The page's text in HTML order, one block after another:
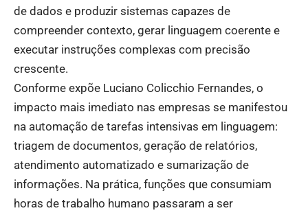
de dados e produzir sistemas capazes de
compreender contexto, gerar linguagem coerente e
executar instruções complexas com precisão
crescente.
Conforme expõe Luciano Colicchio Fernandes, o
impacto mais imediato nas empresas se manifestou
na automação de tarefas intensivas em linguagem:
triagem de documentos, geração de relatórios,
atendimento automatizado e sumarização de
informações. Na prática, funções que consumiam
horas de trabalho humano passaram a ser